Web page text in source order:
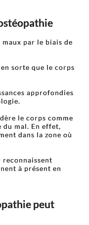
maux par le biais de
sorte que le corps
approfondies
le corps comme
du mal. En effet,
dans la zone où
reconnaissent
à présent en
peut